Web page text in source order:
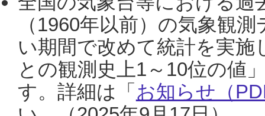
（1960年以前）の気象観
い期間で改めて統計を実
との観測史上1～10位の値
す。詳細は「 お知らせ（